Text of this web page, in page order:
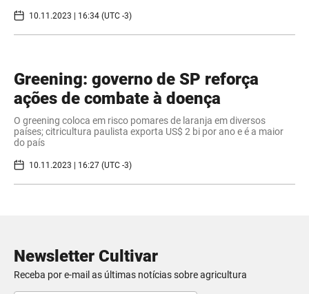
10.11.2023 | 16:34 (UTC -3)
Greening: governo de SP reforça
ações de combate à doença
O greening coloca em risco pomares de laranja em diversos
países; citricultura paulista exporta US$ 2 bi por ano e é a maior
do país
10.11.2023 | 16:27 (UTC -3)
Newsletter Cultivar
Receba por e-mail as últimas notícias sobre agricultura